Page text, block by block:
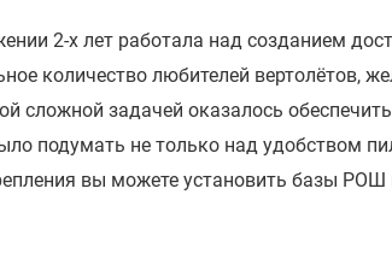
2-х лет работала над созданием
количество любителей вертолётов,
сложной задачей оказалось
подумать не только над удобством
вы можете установить базы